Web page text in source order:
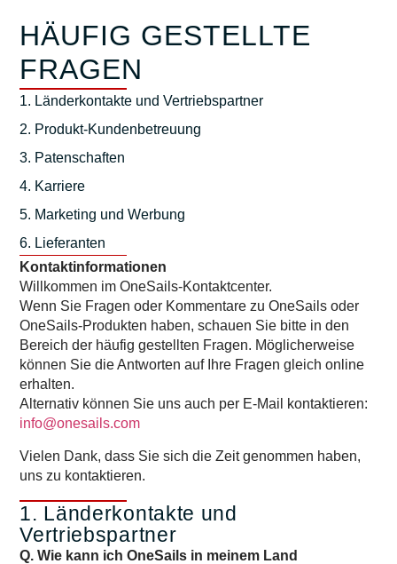
HÄUFIG GESTELLTE
FRAGEN
1. Länderkontakte und Vertriebspartner
2. Produkt-Kundenbetreuung
3. Patenschaften
4. Karriere
5. Marketing und Werbung
6. Lieferanten
Kontaktinformationen
Willkommen im OneSails-Kontaktcenter.
Wenn Sie Fragen oder Kommentare zu OneSails oder
OneSails-Produkten haben, schauen Sie bitte in den
Bereich der häufig gestellten Fragen. Möglicherweise
können Sie die Antworten auf Ihre Fragen gleich online
erhalten.
Alternativ können Sie uns auch per E-Mail kontaktieren:
info@onesails.com
Vielen Dank, dass Sie sich die Zeit genommen haben,
uns zu kontaktieren.
1. Länderkontakte und
Vertriebspartner
Q. Wie kann ich OneSails in meinem Land